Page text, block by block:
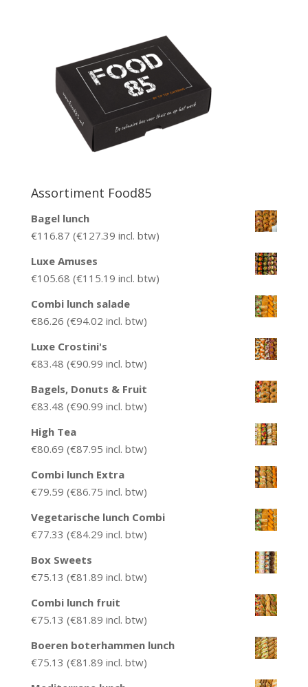
Assortiment Food85
Bagel lunch
€116.87 (€127.39 incl. btw)
Luxe Amuses
€105.68 (€115.19 incl. btw)
Combi lunch salade
€86.26 (€94.02 incl. btw)
Luxe Crostini's
€83.48 (€90.99 incl. btw)
Bagels, Donuts & Fruit
€83.48 (€90.99 incl. btw)
High Tea
€80.69 (€87.95 incl. btw)
Combi lunch Extra
€79.59 (€86.75 incl. btw)
Vegetarische lunch Combi
€77.33 (€84.29 incl. btw)
Box Sweets
€75.13 (€81.89 incl. btw)
Combi lunch fruit
€75.13 (€81.89 incl. btw)
Boeren boterhammen lunch
€75.13 (€81.89 incl. btw)